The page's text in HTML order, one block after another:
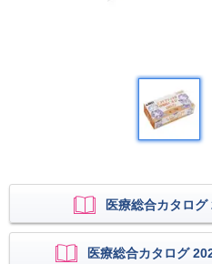
医療総合カタロ
医療総合カタログ